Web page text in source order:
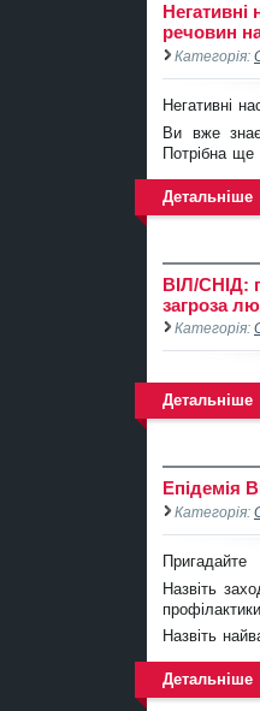
Негативні
речовин
Категорія:
Негативні
Ви вже
Потрібна ще
Детальніше
ВІЛ/СНІД:
загроза
Категорія:
Детальніше
Епідемія
Категорія:
Пригадайте
Назвіть
Назвіть
Детальніше